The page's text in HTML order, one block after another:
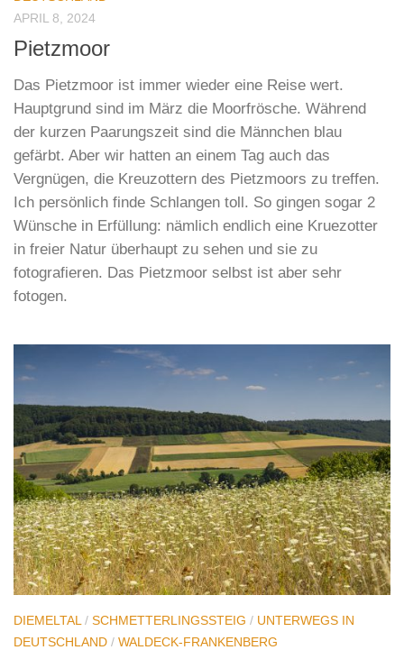
APRIL 8, 2024
Pietzmoor
Das Pietzmoor ist immer wieder eine Reise wert.
Hauptgrund sind im März die Moorfrösche. Während
der kurzen Paarungszeit sind die Männchen blau
gefärbt. Aber wir hatten an einem Tag auch das
Vergnügen, die Kreuzottern des Pietzmoors zu treffen.
Ich persönlich finde Schlangen toll. So gingen sogar 2
Wünsche in Erfüllung: nämlich endlich eine Kruezotter
in freier Natur überhaupt zu sehen und sie zu
fotografieren. Das Pietzmoor selbst ist aber sehr
fotogen.
DIEMELTAL / SCHMETTERLINGSSTEIG / UNTERWEGS IN
DEUTSCHLAND / WALDECK-FRANKENBERG